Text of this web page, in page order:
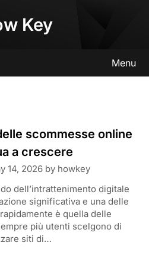
Key
Menu
scommesse online
a crescere
14, 2026by howkey
dell’intrattenimento digitale
significativa e una delle
è quella delle
più utenti scelgono di
siti di…